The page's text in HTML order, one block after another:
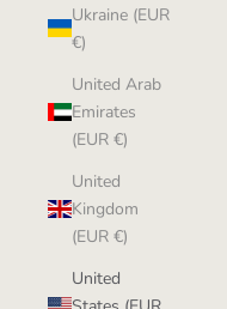
Ukraine (EUR
€)
United Arab
Emirates
(EUR €)
United
Kingdom
(EUR €)
United